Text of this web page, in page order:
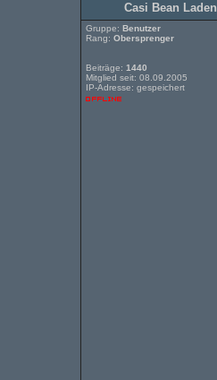
Casi Bean Laden
Gruppe: Benutzer
Rang: Obersprenger
Beiträge: 1440
Mitglied seit: 08.09.2005
IP-Adresse: gespeichert